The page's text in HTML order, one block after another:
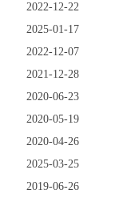
2022-12-22
2025-01-17
2022-12-07
2021-12-28
2020-06-23
2020-05-19
2020-04-26
2025-03-25
2019-06-26